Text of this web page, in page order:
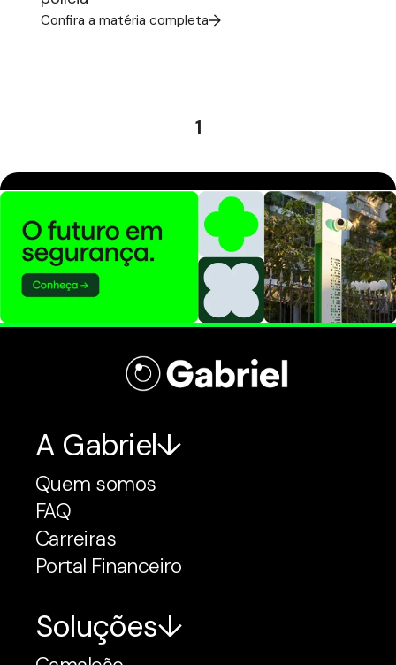
Confira a matéria completa
1
A Gabriel
Quem somos
FAQ
Carreiras
Portal Financeiro
Soluções